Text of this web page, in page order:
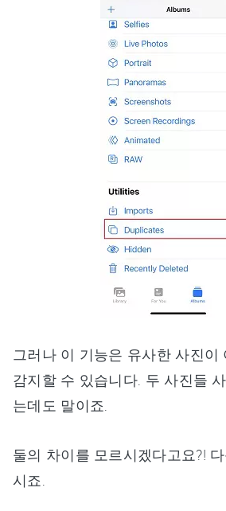
그러나 이 기능은 유사한 사진이
감지할 수 있습니다. 두 사진들
는데도 말이죠.
둘의 차이를 모르시겠다고요?!
시죠.